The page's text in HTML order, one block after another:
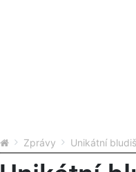
Zprávy Unikátní